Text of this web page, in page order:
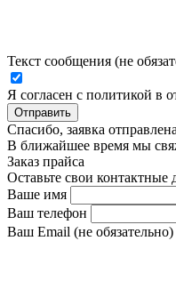
Текст сообщения (не
Я согласен с политикой в
Отправить
Спасибо, заявка
В ближайшее время мы
Заказ прайса
Оставьте свои
Ваше имя
Ваш телефон
Ваш Email (не обязательно)